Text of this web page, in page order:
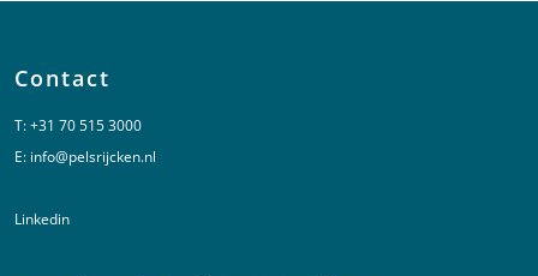
Contact
T:+31 70 515 3000
E: info@pelsrijcken.nl
Linkedin